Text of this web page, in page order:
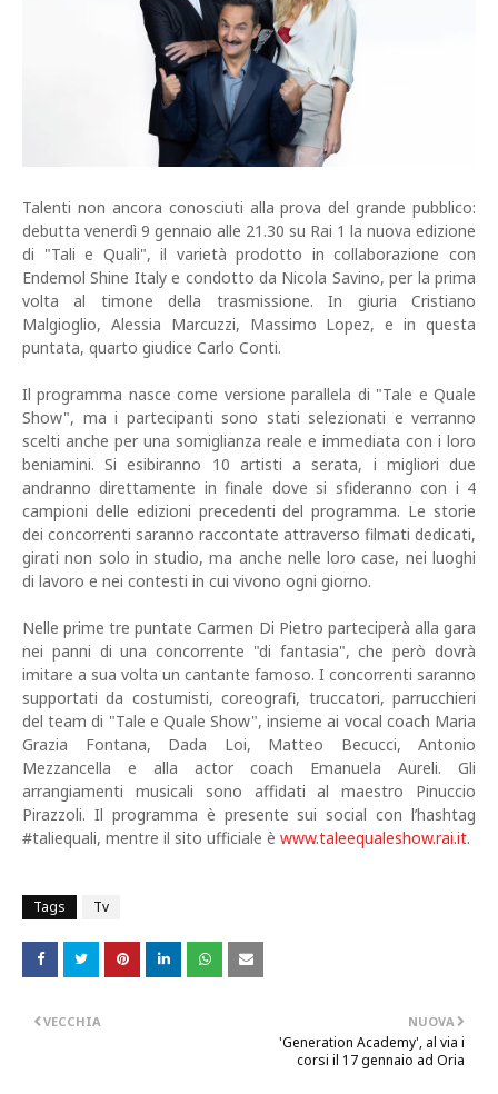
Talenti non ancora conosciuti alla prova del grande pubblico:
debutta venerdì 9 gennaio alle 21.30 su Rai 1 la nuova edizione
di "Tali e Quali", il varietà prodotto in collaborazione con
Endemol Shine Italy e condotto da Nicola Savino, per la prima
volta al timone della trasmissione. In giuria Cristiano
Malgioglio, Alessia Marcuzzi, Massimo Lopez, e in questa
puntata, quarto giudice Carlo Conti.
Il programma nasce come versione parallela di "Tale e Quale
Show", ma i partecipanti sono stati selezionati e verranno
scelti anche per una somiglianza reale e immediata con i loro
beniamini. Si esibiranno 10 artisti a serata, i migliori due
andranno direttamente in finale dove si sfideranno con i 4
campioni delle edizioni precedenti del programma. Le storie
dei concorrenti saranno raccontate attraverso filmati dedicati,
girati non solo in studio, ma anche nelle loro case, nei luoghi
di lavoro e nei contesti in cui vivono ogni giorno.
Nelle prime tre puntate Carmen Di Pietro parteciperà alla gara
nei panni di una concorrente "di fantasia", che però dovrà
imitare a sua volta un cantante famoso. I concorrenti saranno
supportati da costumisti, coreografi, truccatori, parrucchieri
del team di "Tale e Quale Show", insieme ai vocal coach Maria
Grazia Fontana, Dada Loi, Matteo Becucci, Antonio
Mezzancella e alla actor coach Emanuela Aureli. Gli
arrangiamenti musicali sono affidati al maestro Pinuccio
Pirazzoli. Il programma è presente sui social con l’hashtag
#taliequali, mentre il sito ufficiale è www.taleequaleshow.rai.it.
Tags Tv
NUOVA
'Generation Academy', al via i
corsi il 17 gennaio ad Oria
VECCHIA